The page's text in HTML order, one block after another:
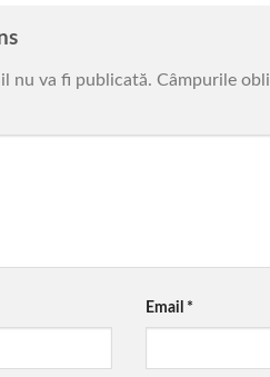
nu va fi publicată. Câmpurile
Email *